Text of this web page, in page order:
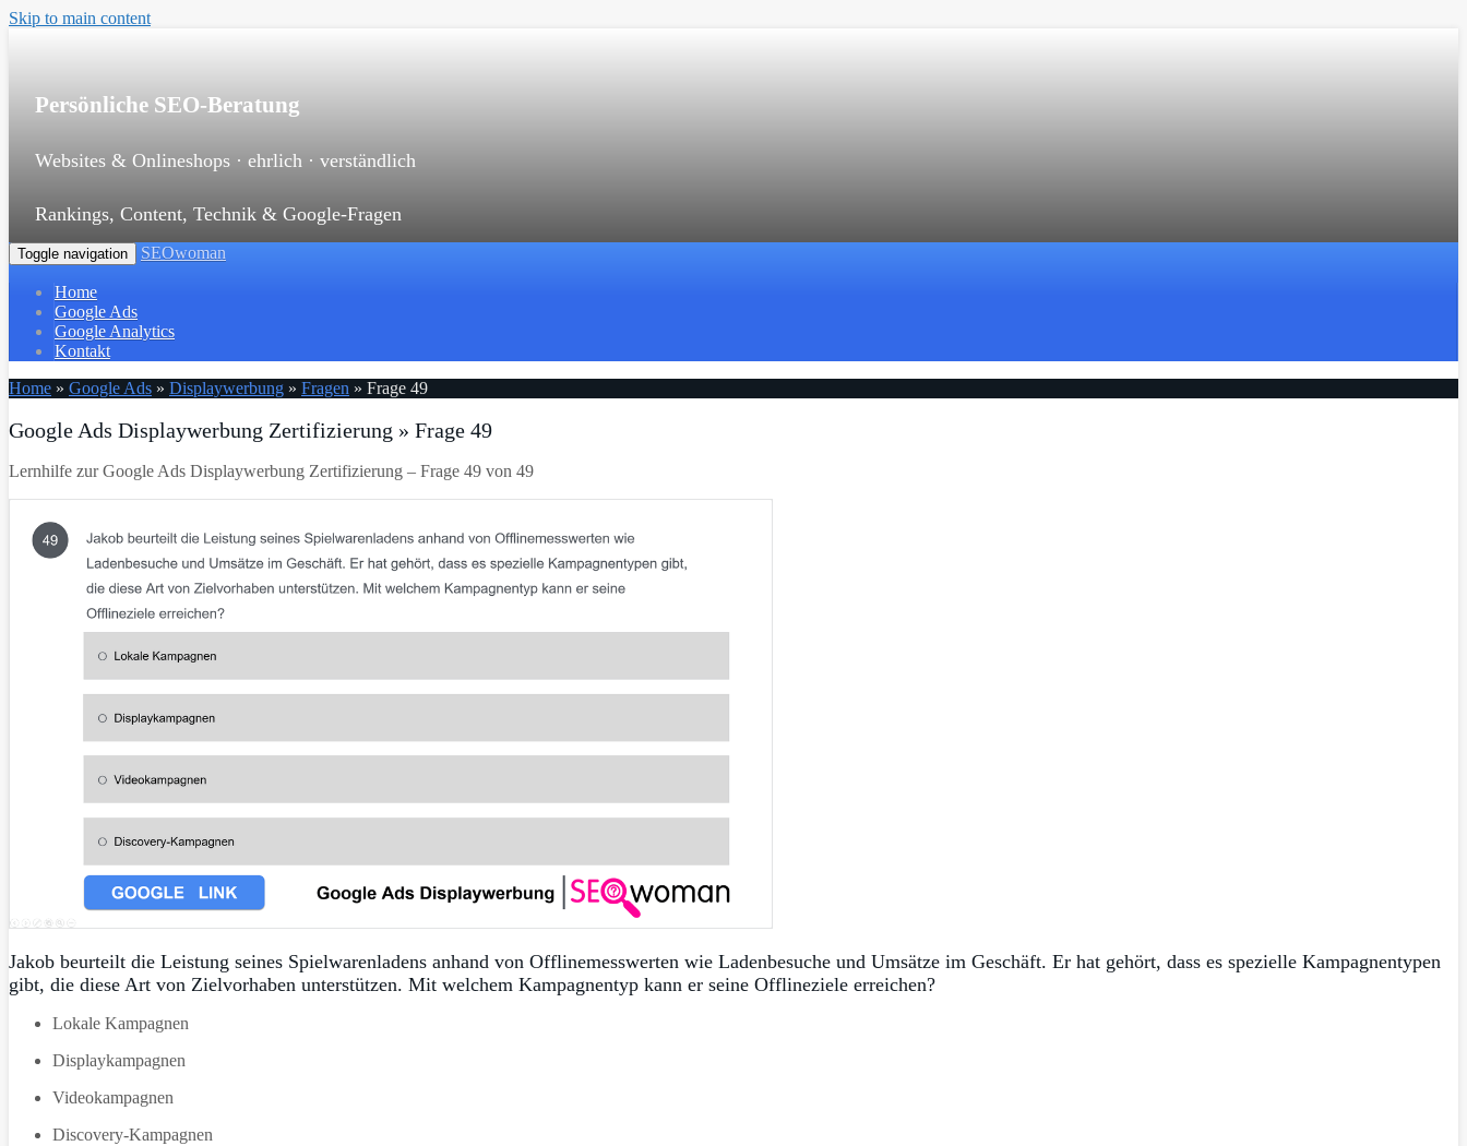
Skip to main content
Persönliche SEO-Beratung
Websites & Onlineshops · ehrlich · verständlich
Rankings, Content, Technik & Google-Fragen
Toggle navigation SEOwoman
Home
Google Ads
Google Analytics
Kontakt
Home » Google Ads » Displaywerbung » Fragen » Frage 49
Google Ads Displaywerbung Zertifizierung » Frage 49
Lernhilfe zur Google Ads Displaywerbung Zertifizierung – Frage 49 von 49
Jakob beurteilt die Leistung seines Spielwarenladens anhand von Offlinemesswerten wie Ladenbesuche und Umsätze im Geschäft. Er hat gehört, dass es spezielle Kampagnentypen
gibt, die diese Art von Zielvorhaben unterstützen. Mit welchem Kampagnentyp kann er seine Offlineziele erreichen?
Lokale Kampagnen
Displaykampagnen
Videokampagnen
Discovery-Kampagnen